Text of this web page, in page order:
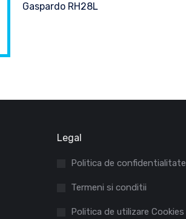
Gaspardo RH28L
Legal
Politica de confidentialitate
Termeni si conditii
Politica de utilizare Cookies